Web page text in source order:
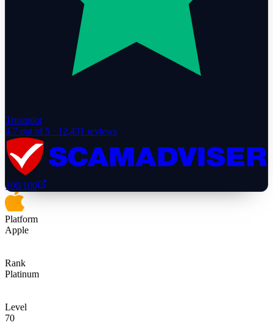
Trustpilot
4.7 out of 5 · 12,431 reviews
100/100
Platform
Apple
Rank
Platinum
Level
70